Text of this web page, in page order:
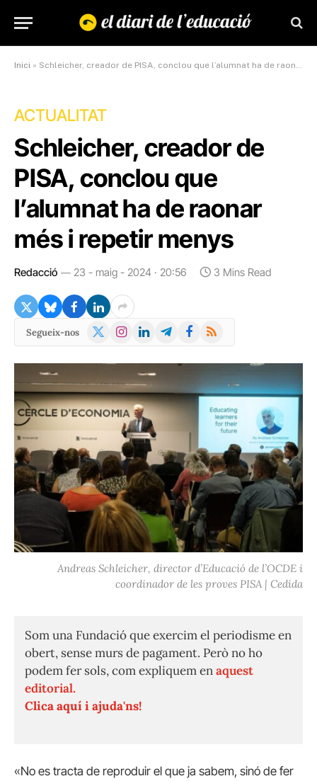
Inici » Schleicher, creador de PISA, conclou que l’alumnat ha de raonar més i repetir menys
ACTUALITAT
Schleicher, creador de
PISA, conclou que
l’alumnat ha de raonar
més i repetir menys
Redacció 23 - maig - 2024 · 20:56 3 Mins Read
Segueix-nos
X
Instagram
LinkedInTelegramFacebook
RSS
Andreas Schleicher, director d’Educació de l’OCDE i
coordinador de les proves PISA | Cedida
Som una Fundació que exercim el periodisme en
obert, sense murs de pagament. Però no ho
podem fer sols, com expliquem enaquest
editorial.
Clica aquí i ajuda'ns!
«No es tracta de reproduir el que ja sabem, sinó de fer